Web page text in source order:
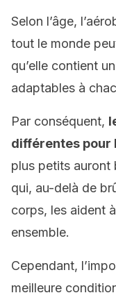
Selon l’âge,
tout le monde
qu’elle contient
adaptables à
Par conséquent,
différentes pour
plus petits auront
qui, au-delà de
corps, les aident
ensemble.
Cependant,
meilleure